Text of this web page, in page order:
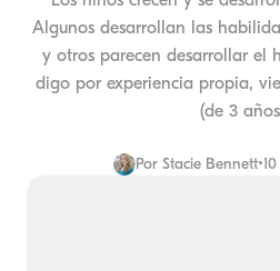
Algunos desarrollan las
y otros parecen desarrollar el
digo por experiencia propia,
(de 3
Por Stacie Bennett•